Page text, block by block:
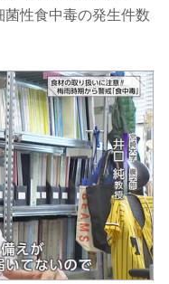
性食中毒の発生件数